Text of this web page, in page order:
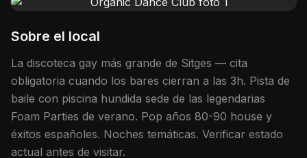
Sobre el local
La discoteca gay más grande de Sitges — cita
obligatoria cuando los bares cierran a las 3h. Pista de
baile con piscina hundida sede de las legendarias
Foam Parties de verano. Pop años 80-90 house y
éxitos españoles. Noches temáticas. Verificar estado
actual antes de visitar.